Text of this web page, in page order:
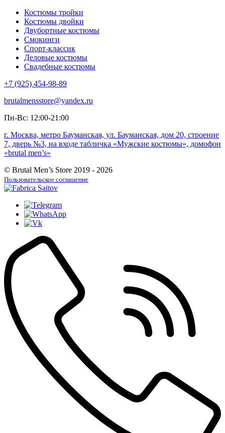
Костюмы тройки
Костюмы двойки
Двубортные костюмы
Смокинги
Спорт-классик
Деловые костюмы
Свадебные костюмы
+7 (925) 454-98-89
brutalmensstore@yandex.ru
Пн-Вс: 12:00-21:00
г. Москва, метро Бауманская, ул. Бауманская, дом 20, строение
7, дверь №3, на входе табличка «Мужские костюмы», домофон
«brutal men’s»
© Brutal Men’s Store 2019 - 2026
Пользовательское соглашение